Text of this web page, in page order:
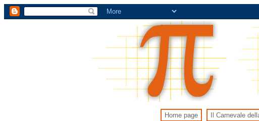
Home page Il Carnevale